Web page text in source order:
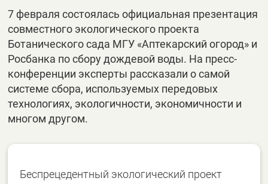
7 февраля состоялась официальная презентация
совместного экологического проекта
Ботанического сада МГУ «Аптекарский огород» и
Росбанка по сбору дождевой воды. На пресс-
конференции эксперты рассказали о самой
системе сбора, используемых передовых
технологиях, экологичности, экономичности и
многом другом.
Беспрецедентный экологический проект